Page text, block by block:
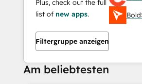
Plus, check out the full
list of new apps.
Filtergruppe anzeigen
Am beliebtesten